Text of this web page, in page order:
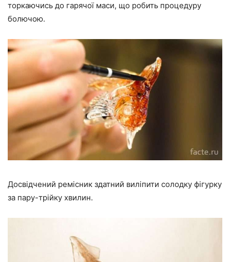
торкаючись до гарячої маси, що робить процедуру
болючою.
Досвідчений ремісник здатний виліпити солодку фігурку
за пару-трійку хвилин.